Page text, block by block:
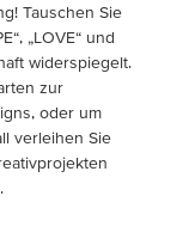
Tauschen Sie
„LOVE“ und
widerspiegelt.
zur
oder um
verleihen Sie